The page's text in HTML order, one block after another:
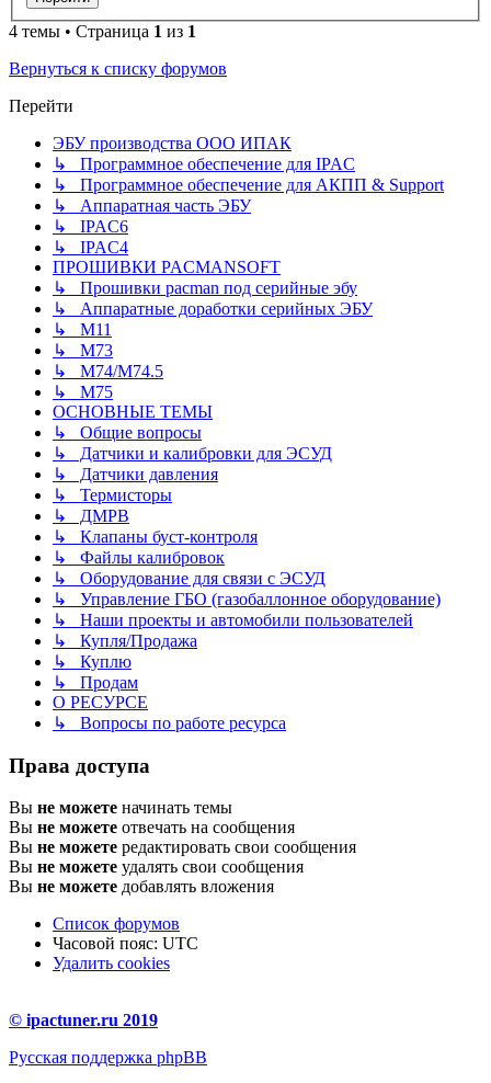
4 темы • Страница 1 из 1
Вернуться к списку форумов
Перейти
ЭБУ производства ООО ИПАК
↳ Программное обеспечение для IPAC
↳ Программное обеспечение для АКПП & Support
↳ Аппаратная часть ЭБУ
↳ IPAC6
↳ IPAC4
ПРОШИВКИ PACMANSOFT
↳ Прошивки pacman под серийные эбу
↳ Аппаратные доработки серийных ЭБУ
↳ M11
↳ М73
↳ М74/М74.5
↳ M75
ОСНОВНЫЕ ТЕМЫ
↳ Общие вопросы
↳ Датчики и калибровки для ЭСУД
↳ Датчики давления
↳ Термисторы
↳ ДМРВ
↳ Клапаны буст-контроля
↳ Файлы калибровок
↳ Оборудование для связи с ЭСУД
↳ Управление ГБО (газобаллонное оборудование)
↳ Наши проекты и автомобили пользователей
↳ Купля/Продажа
↳ Куплю
↳ Продам
О РЕСУРСЕ
↳ Вопросы по работе ресурса
Права доступа
Вы не можете начинать темы
Вы не можете отвечать на сообщения
Вы не можете редактировать свои сообщения
Вы не можете удалять свои сообщения
Вы не можете добавлять вложения
Список форумов
Часовой пояс: UTC
Удалить cookies
© ipactuner.ru 2019
Русская поддержка phpBB